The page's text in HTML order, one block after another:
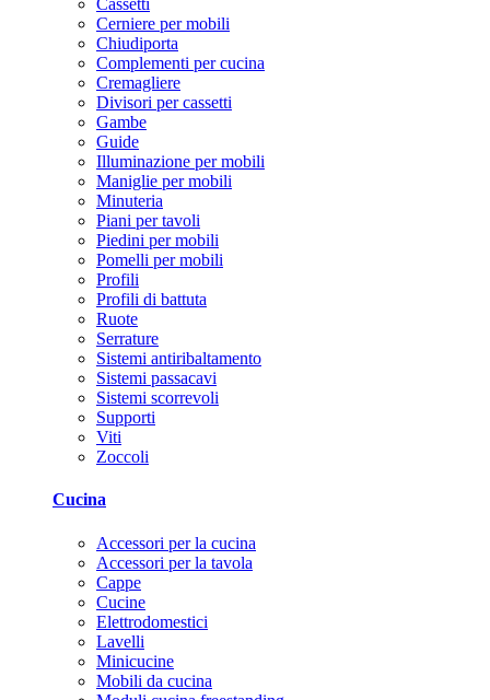
Cassetti
Cerniere per mobili
Chiudiporta
Complementi per cucina
Cremagliere
Divisori per cassetti
Gambe
Guide
Illuminazione per mobili
Maniglie per mobili
Minuteria
Piani per tavoli
Piedini per mobili
Pomelli per mobili
Profili
Profili di battuta
Ruote
Serrature
Sistemi antiribaltamento
Sistemi passacavi
Sistemi scorrevoli
Supporti
Viti
Zoccoli
Cucina
Accessori per la cucina
Accessori per la tavola
Cappe
Cucine
Elettrodomestici
Lavelli
Minicucine
Mobili da cucina